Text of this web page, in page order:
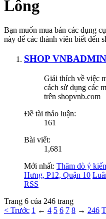
Lông
Bạn muốn mua bán các dụng
này để các thành viên biết đến
SHOP
Giải thích về việc
cách sử dụng các
trên shopvnb.com
Đề tài thảo luận:
161
Bài viết:
1,681
Mới nhất: Thăm dò ý
Hưng, P12, Quận 10
RSS
Trang 6 của 246 trang
< Trước 1 ← 4 5 6 7 8 → 246